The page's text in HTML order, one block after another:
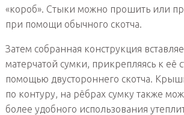
«короб». Стыки можно прошить или
при помощи обычного скотча.
Затем собранная конструкция
матерчатой сумки, прикрепляясь к её
помощью двустороннего скотча.
по контуру, на рёбрах сумку также
более удобного использования